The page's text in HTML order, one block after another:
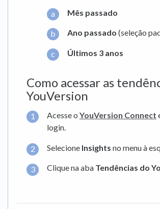
Mês passado
Ano passado (seleção
Últimos 3 anos
Como acessar as
YouVersion
Acesse o YouVersion Connect
login.
Selecione Insights no menu à
Clique na aba Tendências do